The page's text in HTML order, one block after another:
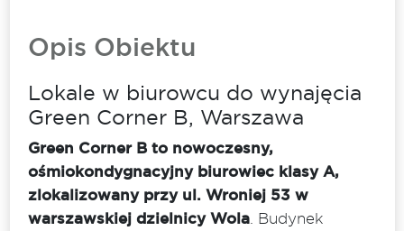
Opis Obiektu
Lokale w biurowcu do wynajęcia
Green Corner B, Warszawa
Green Corner B to nowoczesny,
ośmiokondygnacyjny biurowiec klasy A,
zlokalizowany przy ul. Wroniej 53 w
warszawskiej dzielnicy Wola. Budynek